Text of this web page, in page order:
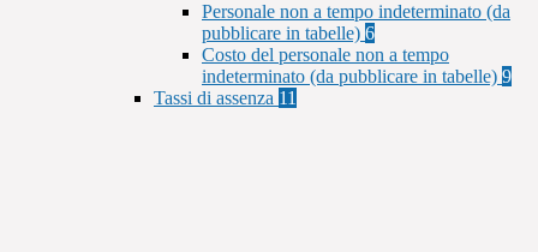
Personale non a tempo indeterminato (da
pubblicare in tabelle) 6
Costo del personale non a tempo
indeterminato (da pubblicare in tabelle) 9
Tassi di assenza 11